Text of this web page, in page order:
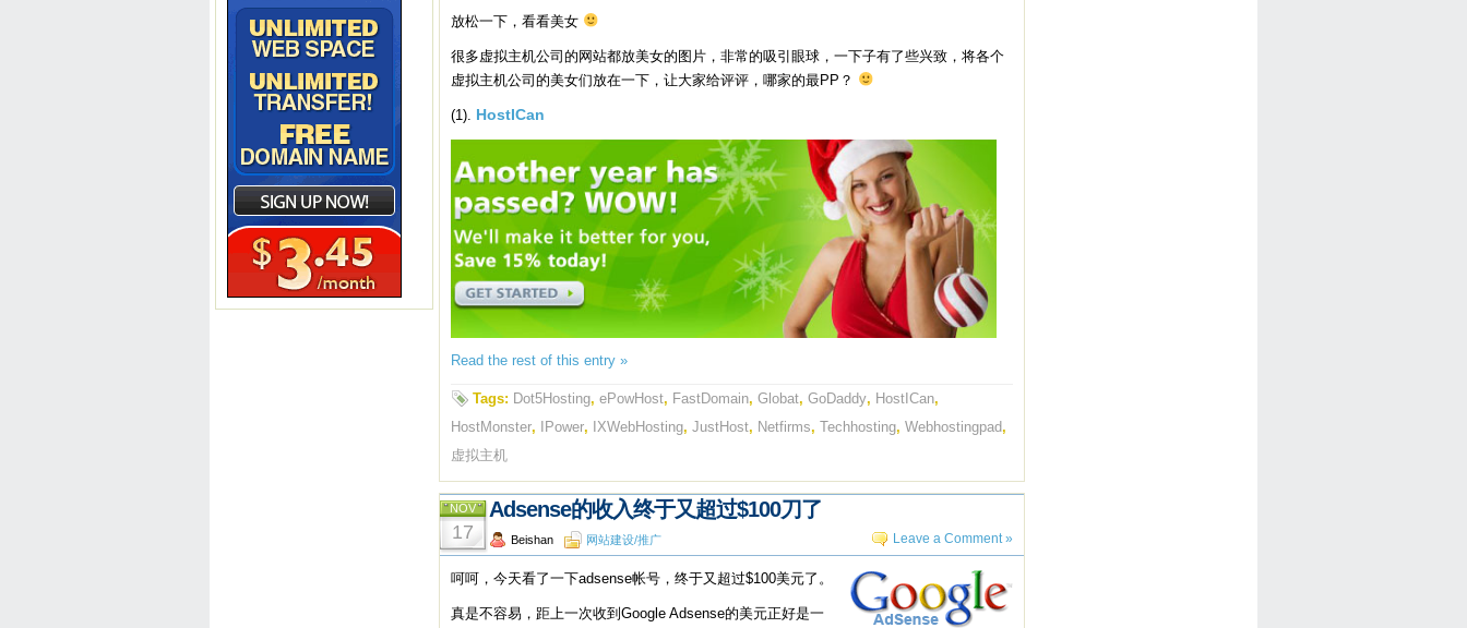
放松一下，看看美女
很多虚拟主机公司的网站都放美女的图片，非常的吸引眼球，一下子有了些兴致，将各个
虚拟主机公司的美女们放在一下，让大家给评评，哪家的最PP？
(1). HostICan
Read the rest of this entry »
Tags: Dot5Hosting, ePowHost, FastDomain, Globat, GoDaddy, HostICan,
HostMonster, IPower, IXWebHosting, JustHost, Netfirms, Techhosting, Webhostingpad,
虚拟主机
NOV
17
Adsense的收入终于又超过$100刀了
Beishan 网站建设/推广 Leave a Comment »
呵呵，今天看了一下adsense帐号，终于又超过$100美元了。
真是不容易，距上一次收到Google Adsense的美元正好是一